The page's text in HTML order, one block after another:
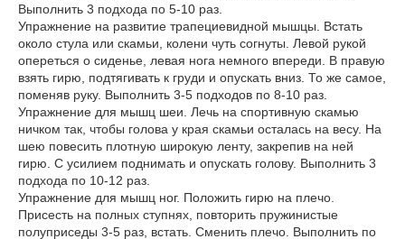
Выполнить 3 подхода по 5-10 раз.
Упражнение на развитие трапециевидной мышцы. Встать
около стула или скамьи, колени чуть согнуты. Левой рукой
опереться о сиденье, левая нога немного впереди. В правую
взять гирю, подтягивать к груди и опускать вниз. То же самое,
поменяв руку. Выполнить 3-5 подходов по 8-10 раз.
Упражнение для мышц шеи. Лечь на спортивную скамью
ничком так, чтобы голова у края скамьи осталась на весу. На
шею повесить плотную широкую ленту, закрепив на ней
гирю. С усилием поднимать и опускать голову. Выполнить 3
подхода по 10-12 раз.
Упражнение для мышц ног. Положить гирю на плечо.
Присесть на полных ступнях, повторить пружинистые
полуприседы 3-5 раз, встать. Сменить плечо. Выполнить по